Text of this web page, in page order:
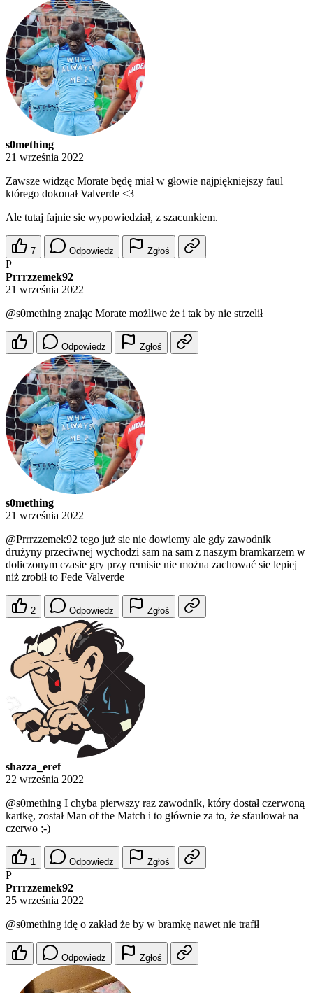
s0mething
21 września 2022
Zawsze widząc Morate będę miał w głowie najpiękniejszy faul
którego dokonał Valverde <3
Ale tutaj fajnie sie wypowiedział, z szacunkiem.
7 Odpowiedz Zgłoś
P
Prrrzzemek92
21 września 2022
@s0mething znając Morate możliwe że i tak by nie strzelił
Odpowiedz Zgłoś
s0mething
21 września 2022
@Prrrzzemek92 tego już sie nie dowiemy ale gdy zawodnik
drużyny przeciwnej wychodzi sam na sam z naszym bramkarzem w
doliczonym czasie gry przy remisie nie można zachować sie lepiej
niż zrobił to Fede Valverde
2 Odpowiedz Zgłoś
shazza_eref
22 września 2022
@s0mething I chyba pierwszy raz zawodnik, który dostał czerwoną
kartkę, został Man of the Match i to głównie za to, że sfaulował na
czerwo ;-)
1 Odpowiedz Zgłoś
P
Prrrzzemek92
25 września 2022
@s0mething idę o zakład że by w bramkę nawet nie trafił
Odpowiedz Zgłoś